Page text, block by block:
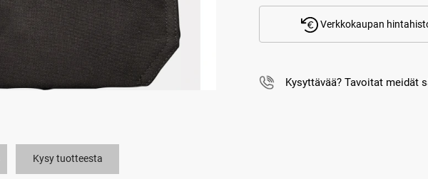
Verkkokaupan
Kysyttävää? Tavoitat
Kysy tuotteesta